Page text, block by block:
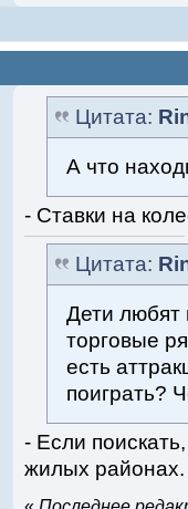
Цитата:
А что
- Ставки на
Цитата:
Дети любят
торговые
есть
поиграть?
- Если
жилых районах.